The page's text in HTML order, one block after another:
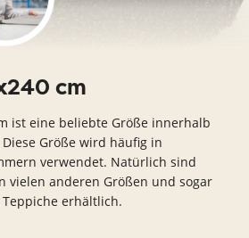
cm
ist eine beliebte Größe innerhalb
Größe wird häufig in
verwendet. Natürlich sind
vielen anderen Größen und sogar
erhältlich.